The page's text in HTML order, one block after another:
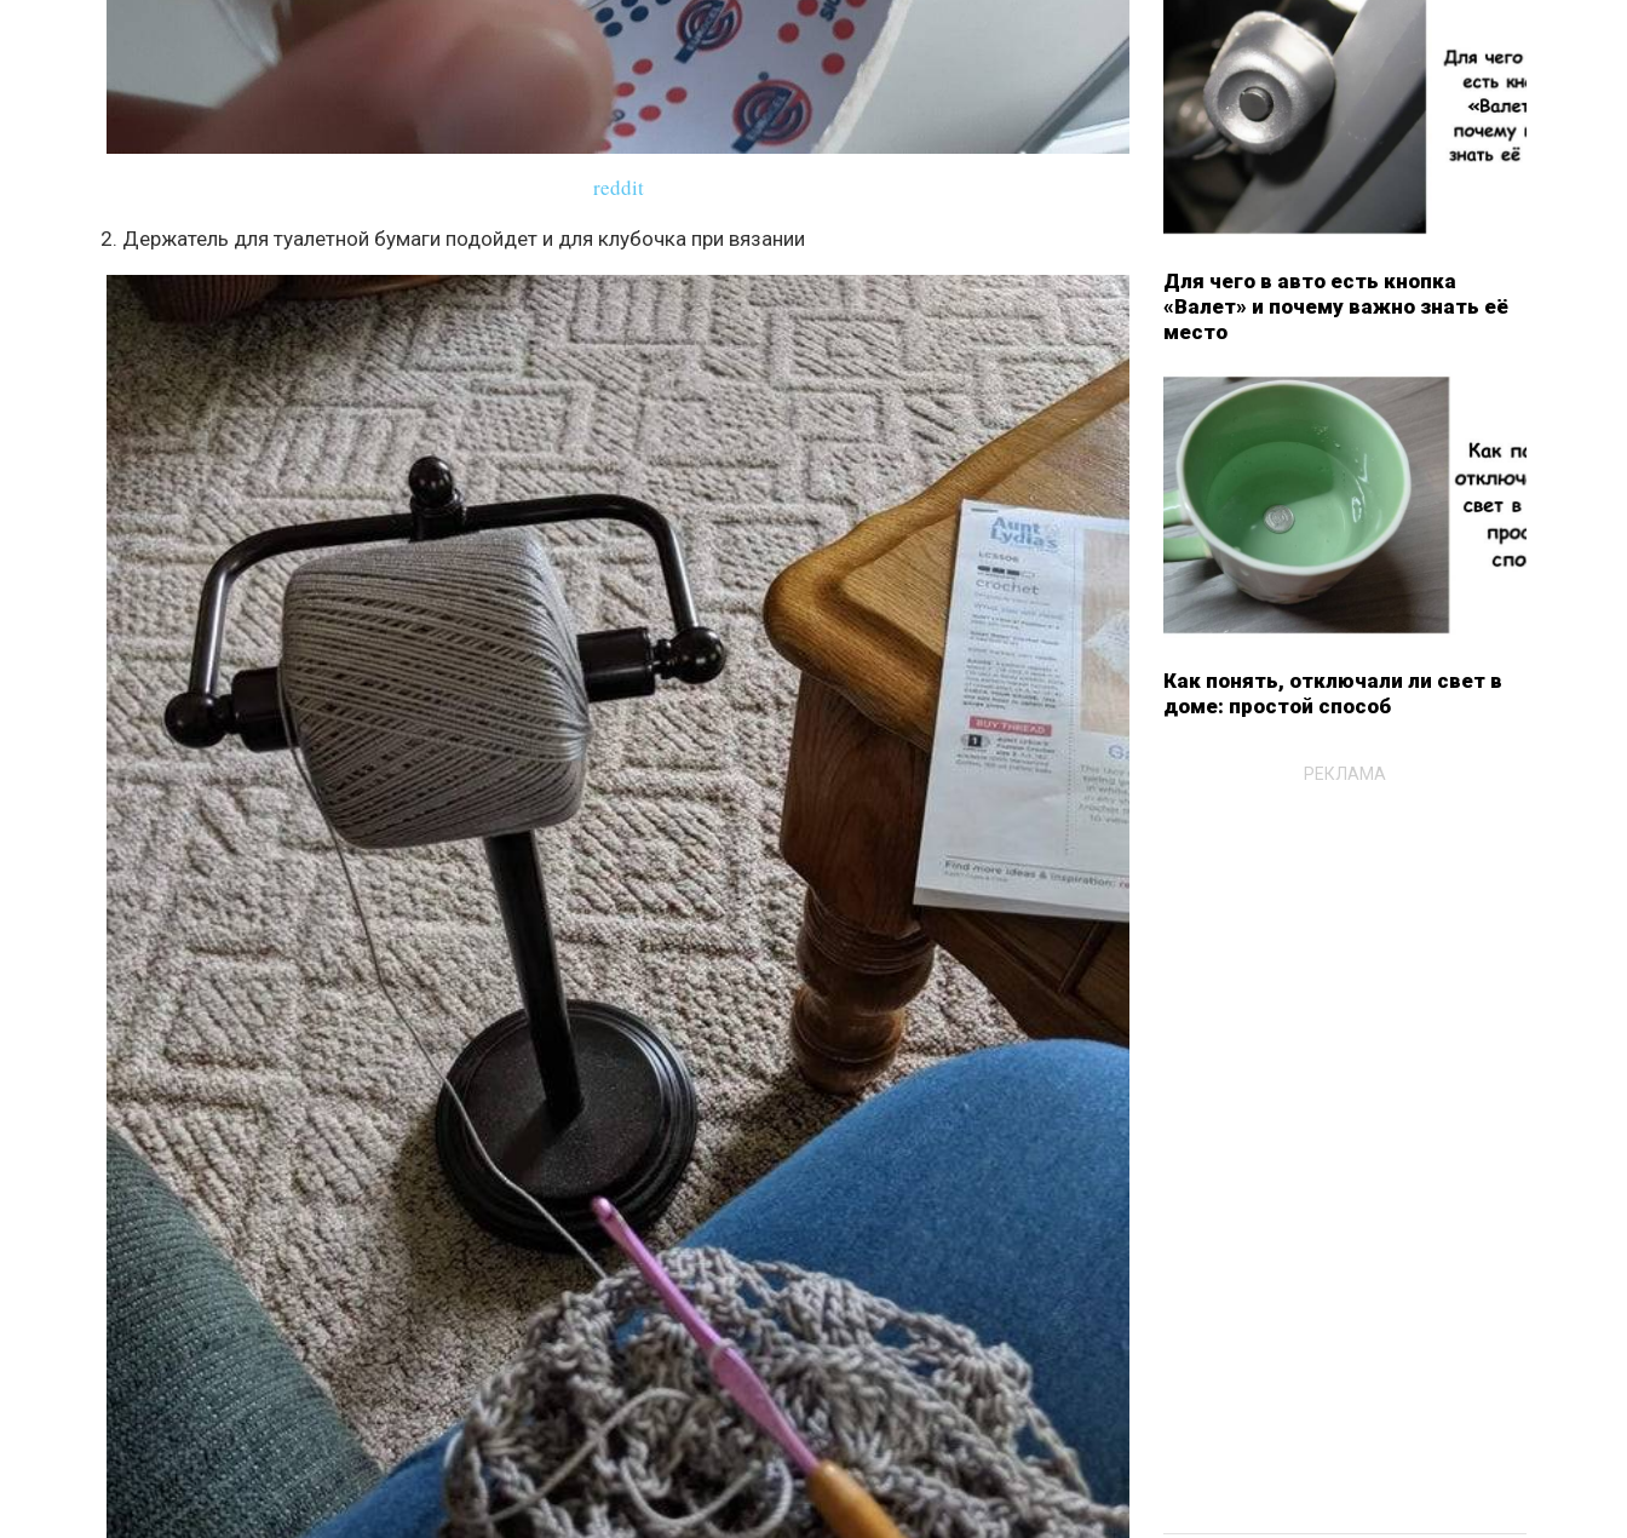
reddit
2. Держатель для туалетной бумаги подойдет и для клубочка при вязании
Для чего в авто есть кнопка
«Валет» и почему важно знать её
место
Как понять, отключали ли свет в
доме: простой способ
РЕКЛАМА